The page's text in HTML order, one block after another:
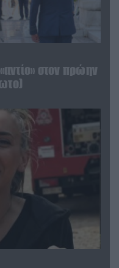
στον πρώην